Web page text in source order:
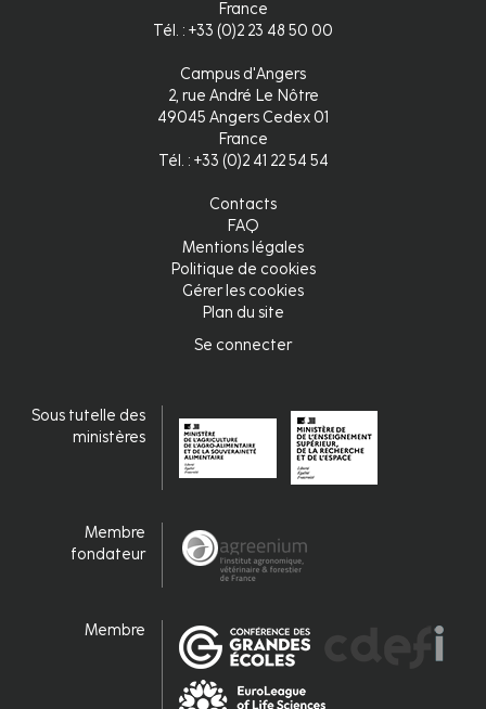
France
Tél. : +33 (0)2 23 48 50 00
Campus d'Angers
2, rue André Le Nôtre
49045 Angers Cedex 01
France
Tél. : +33 (0)2 41 22 54 54
Contacts
FAQ
Mentions légales
Politique de cookies
Gérer les cookies
Plan du site
Se connecter
Sous tutelle des
ministères
Membre
fondateur
Membre